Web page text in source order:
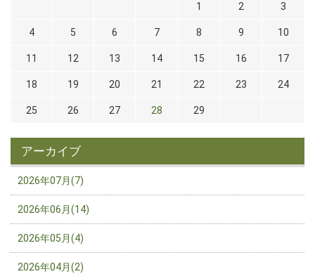
1 2 3
4 5 6 7 8 9 10
11 12 13 14 15 16 17
18 19 20 21 22 23 24
25 26 27 28 29
アーカイブ
2026年07月(7)
2026年06月(14)
2026年05月(4)
2026年04月(2)